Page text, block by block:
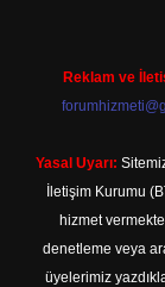
Reklam ve
Yasal Uyarı:
İletişim Kurumu
hizmet
denetleme veya
üyelerimiz